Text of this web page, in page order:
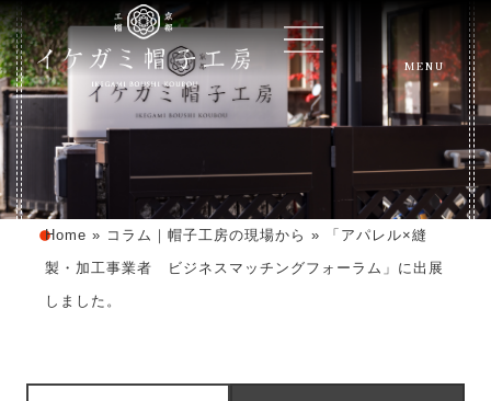
MENU
Home » コラム｜帽子工房の現場から » 「アパレル×縫
製・加工事業者 ビジネスマッチングフォーラム」に出展
しました。